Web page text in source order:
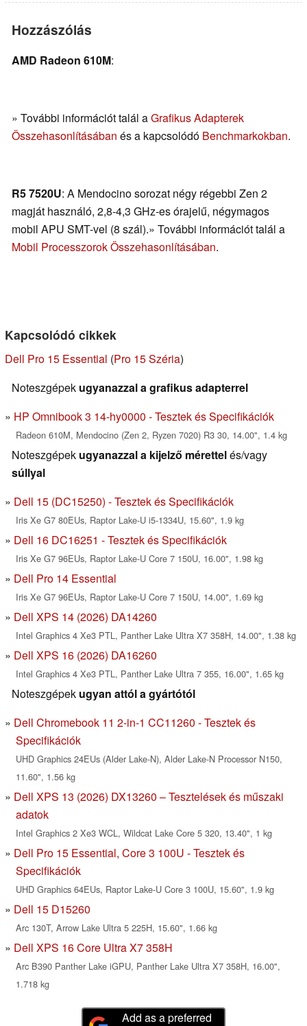
Hozzászólás
AMD Radeon 610M:
» További információt talál aGrafikus Adapterek
Összehasonlításában és a kapcsolódó Benchmarkokban.
R5 7520U: A Mendocino sorozat négy régebbi Zen 2
magját használó, 2,8-4,3 GHz-es órajelű, négymagos
mobil APU SMT-vel (8 szál).» További információt talál a
Mobil Processzorok Összehasonlításában.
Kapcsolódó cikkek
Dell Pro 15 Essential (Pro 15 Széria)
Noteszgépek ugyanazzal a grafikus adapterrel
HP Omnibook 3 14-hy0000 - Tesztek és Specifikációk
Radeon 610M, Mendocino (Zen 2, Ryzen 7020) R3 30, 14.00", 1.4 kg
Noteszgépek ugyanazzal a kijelző mérettelés/vagy
súllyal
Dell 15 (DC15250) - Tesztek és Specifikációk
Iris Xe G7 80EUs, Raptor Lake-U i5-1334U, 15.60", 1.9 kg
Dell 16 DC16251 - Tesztek és Specifikációk
Iris Xe G7 96EUs, Raptor Lake-U Core 7 150U, 16.00", 1.98 kg
Dell Pro 14 Essential
Iris Xe G7 96EUs, Raptor Lake-U Core 7 150U, 14.00", 1.69 kg
Dell XPS 14 (2026) DA14260
Intel Graphics 4 Xe3 PTL, Panther Lake Ultra X7 358H, 14.00", 1.38 kg
Dell XPS 16 (2026) DA16260
Intel Graphics 4 Xe3 PTL, Panther Lake Ultra 7 355, 16.00", 1.65 kg
Noteszgépek ugyan attól a gyártótól
Dell Chromebook 11 2-in-1 CC11260 - Tesztek és
Specifikációk
UHD Graphics 24EUs (Alder Lake-N), Alder Lake-N Processor N150,
11.60", 1.56 kg
Dell XPS 13 (2026) DX13260 – Tesztelések és műszaki
adatok
Intel Graphics 2 Xe3 WCL, Wildcat Lake Core 5 320, 13.40", 1 kg
Dell Pro 15 Essential, Core 3 100U - Tesztek és
Specifikációk
UHD Graphics 64EUs, Raptor Lake-U Core 3 100U, 15.60", 1.9 kg
Dell 15 D15260
Arc 130T, Arrow Lake Ultra 5 225H, 15.60", 1.66 kg
Dell XPS 16 Core Ultra X7 358H
Arc B390 Panther Lake iGPU, Panther Lake Ultra X7 358H, 16.00",
1.718 kg
Add as a preferred